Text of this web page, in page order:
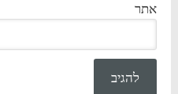
אתר